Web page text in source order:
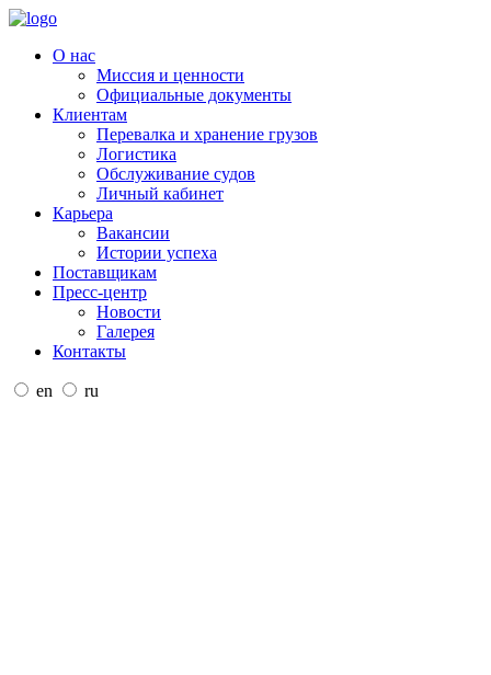
О нас
Миссия и ценности
Официальные документы
Клиентам
Перевалка и хранение грузов
Логистика
Обслуживание судов
Личный кабинет
Карьера
Вакансии
Истории успеха
Поставщикам
Пресс-центр
Новости
Галерея
Контакты
en ru